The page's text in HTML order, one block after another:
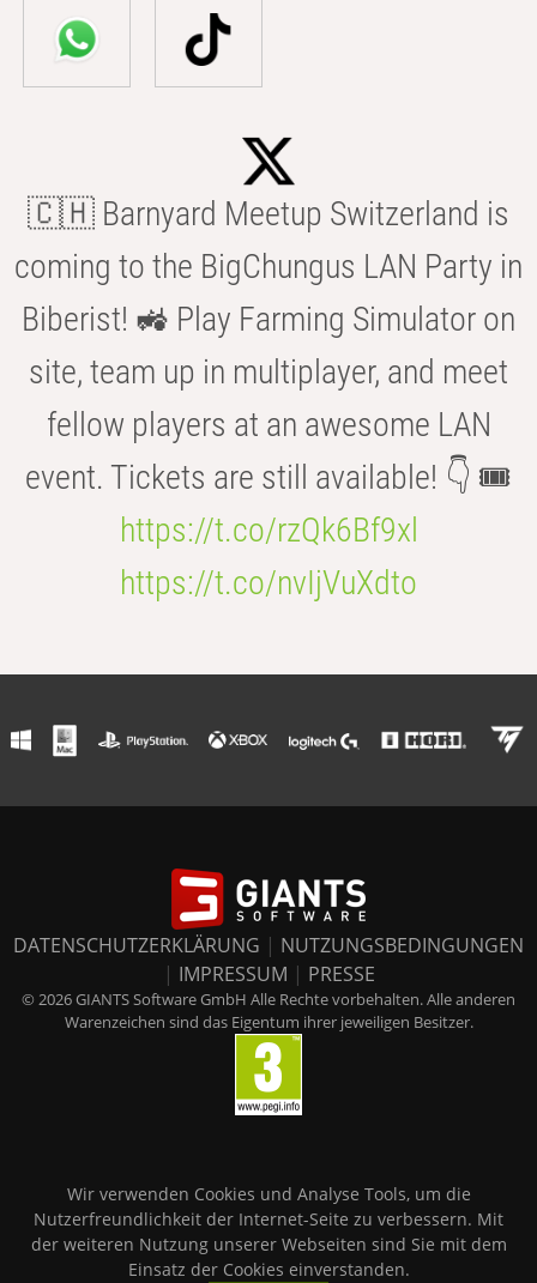
🇨🇭 Barnyard Meetup Switzerland is
coming to the BigChungus LAN Party in
Biberist! 🚜 Play Farming Simulator on
site, team up in multiplayer, and meet
fellow players at an awesome LAN
event. Tickets are still available! 👇 🎟️
https://t.co/rzQk6Bf9xl
https://t.co/nvIjVuXdto
DATENSCHUTZERKLÄRUNG | NUTZUNGSBEDINGUNGEN
| IMPRESSUM | PRESSE
© 2026 GIANTS Software GmbH Alle Rechte vorbehalten. Alle anderen
Warenzeichen sind das Eigentum ihrer jeweiligen Besitzer.
Wir verwenden Cookies und Analyse Tools, um die
Nutzerfreundlichkeit der Internet-Seite zu verbessern. Mit
der weiteren Nutzung unserer Webseiten sind Sie mit dem
Einsatz der Cookies einverstanden.